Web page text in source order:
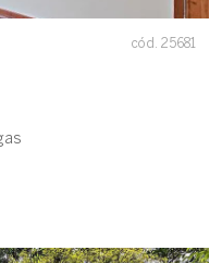
cód. 25681